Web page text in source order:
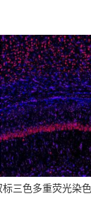
三色多重荧光染